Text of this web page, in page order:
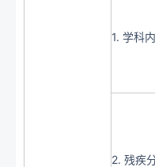
1. 学科
2. 残疾